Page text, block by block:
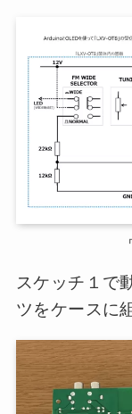
スケッチ１で
ツをケースに